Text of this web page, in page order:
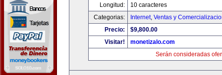
Longitud:
10 caracteres
Categorias:
Internet, Ventas y
Precio:
$9,800.00
Visitar!
monetizalo.com
Serán consideradas